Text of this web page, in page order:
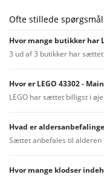
Ofte stillede spørgsmål
Hvor mange butikker har
3 ud af 3 butikker har
Hvor er LEGO 43302 -
LEGO har sættet billigst i
Hvad er
Sættet anbefales til alderen
Hvor mange klodser